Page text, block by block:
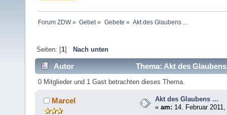
Forum ZDW» Gebet» Gebete » Akt des Glaubens ...
Seiten: [1] Nach unten
Autor Thema: Akt des
0 Mitglieder und 1 Gast betrachten dieses Thema.
Marcel
Akt des Glaubens ...
«am: 14. Februar